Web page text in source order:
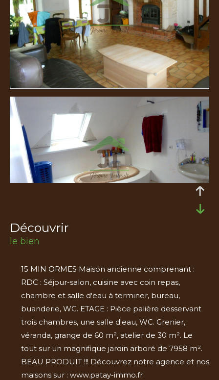
découvrir
le bien
15 MIN ORMES Maison ancienne comprenant :
RDC : Séjour-salon, cuisine avec coin repas,
chambre et salle d'eau à terminer, bureau,
buanderie, WC. ETAGE : Pièce palière desservant
trois chambres, une salle d'eau, WC. Grenier,
véranda, grange de 60 m², atelier de 30 m². Le
tout sur un magnifique jardin arboré de 7958 m².
BEAU PRODUIT !!! Découvrez notre agence et nos
maisons sur : www.patay-immo.fr